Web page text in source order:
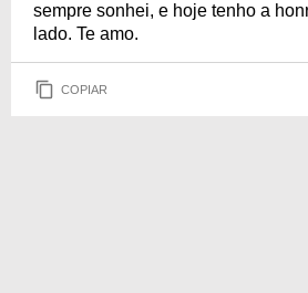
sempre sonhei, e hoje tenho a
lado. Te amo.
COPIAR